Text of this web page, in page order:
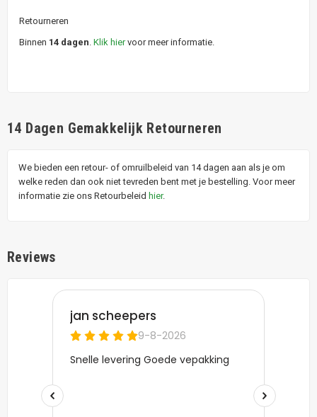
Retourneren
Binnen 14 dagen Klik hiervoor meer informatie.
14 Dagen Gemakkelijk Retourneren
We bieden een retour- of omruilbeleid van 14 dagen aan als je om
welke reden dan ook niet tevreden bent met je bestelling. Voor meer
informatie zie ons Retourbeleid hier.
Reviews